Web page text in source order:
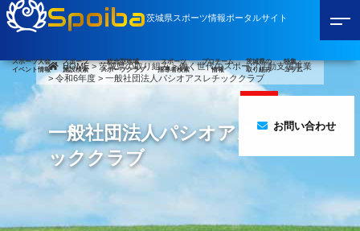
Spoiba茨城県スポーツ情報ポータルサイト
スポーツ大会
イベント情報
スポーツ
施設検索
総合型地域
スポーツクラブ
スポーツ
指導者検索
プロチーム
情報
茨城県の
取り組み
特集・
コラム
お問い合わせ
HOME>茨城県の取り組み>働く世代のスポーツ活動支援事業
> 令和6年度> 一般社団法人パシオアスレチッククラブ
一般社団法人パシオアスレチ
ッククラブ